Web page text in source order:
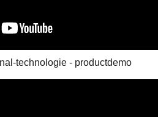
technologie - productdemo